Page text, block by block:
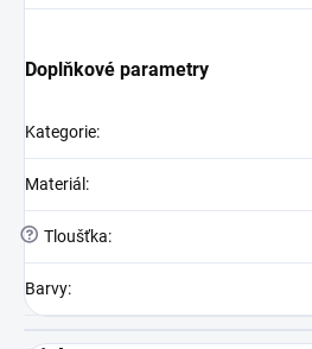
Doplňkové parametry
Kategorie:
Materiál :
? Tloušťka:
Barvy: